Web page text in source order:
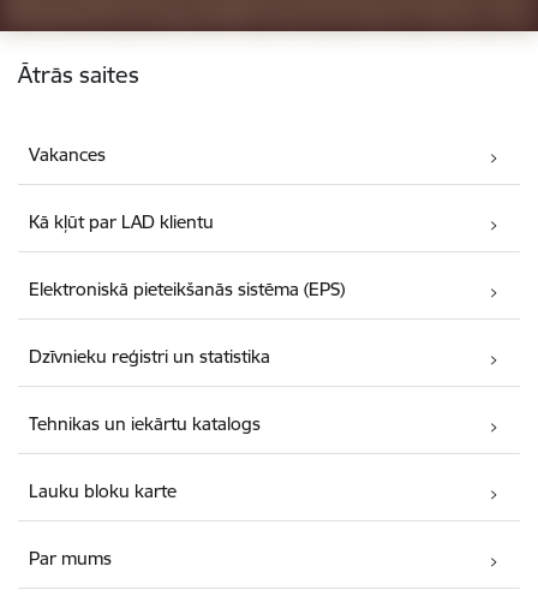
Kājene
Ātrās saites
Vakances
Kā kļūt par LAD klientu
Elektroniskā pieteikšanās sistēma (EPS)
Dzīvnieku reģistri un statistika
Tehnikas un iekārtu katalogs
Lauku bloku karte
Par mums